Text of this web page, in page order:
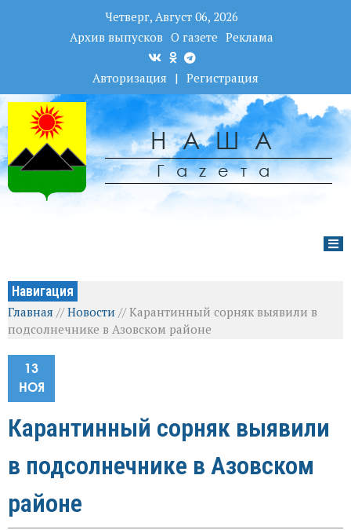
Четверг, Август 06, 2026
Архив выпусков О газете Реклама
Авторизация | Регистрация
НАША
Гаzета
Навигация
Главная //Новости //Карантинный сорняк выявили в
подсолнечнике в Азовском районе
13
НОЯ
Карантинный сорняк выявили
в подсолнечнике в Азовском
районе